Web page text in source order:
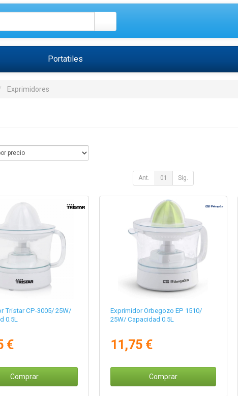
Portatiles
Exprimidores
Ant. 01 Sig.
Tristar CP-3005/ 25W/
0.5L
€
Comprar
Exprimidor Orbegozo EP 1510/
25W/ Capacidad 0.5L
11,75 €
Comprar